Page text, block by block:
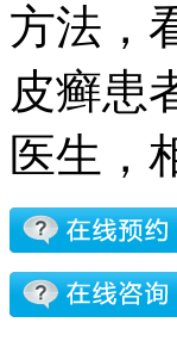
方法，
皮癣患
医生，